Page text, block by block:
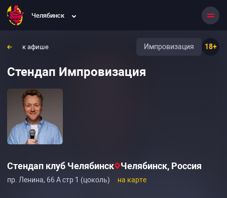
Челябинск
к афише 18+
Импровизация
Стендап Импровизация
Стендап клуб Челябинск Челябинск, Россия
пр. Ленина, 66 А стр 1 (цоколь) на карте